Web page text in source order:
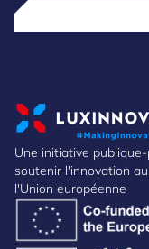
Une initiative
soutenir l'innovation
l'Union européenne